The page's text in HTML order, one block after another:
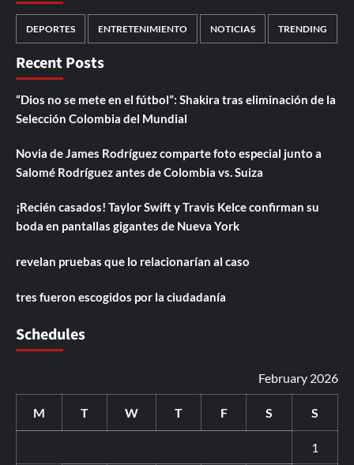
DEPORTES ENTRETENIMIENTO NOTICIAS TRENDING
Recent Posts
“Dios no se mete en el fútbol”: Shakira tras eliminación de la
Selección Colombia del Mundial
Novia de James Rodríguez comparte foto especial junto a
Salomé Rodríguez antes de Colombia vs. Suiza
¡Recién casados! Taylor Swift y Travis Kelce confirman su
boda en pantallas gigantes de Nueva York
revelan pruebas que lo relacionarían al caso
tres fueron escogidos por la ciudadanía
Schedules
February 2026
M T W T F S S
1